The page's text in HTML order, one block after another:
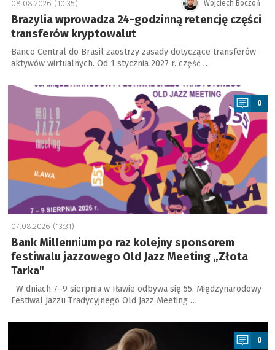
Wojciech Boczoń
08.08.2026 (10:35)
Brazylia wprowadza 24-godzinną retencję części
transferów kryptowalut
Banco Central do Brasil zaostrzy zasady dotyczące transferów
aktywów wirtualnych. Od 1 stycznia 2027 r. część …
a
0
07.08.2026 (13:31)
Bank Millennium po raz kolejny sponsorem
festiwalu jazzowego Old Jazz Meeting „Złota
Tarka"
W dniach 7–9 sierpnia w Iławie odbywa się 55. Międzynarodowy
Festiwal Jazzu Tradycyjnego Old Jazz Meeting …
a
0